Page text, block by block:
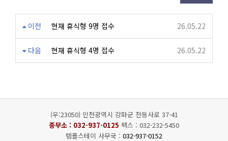
이전 현재 휴식형 9명 접수 26.05.22
다음 현재 휴식형 4명 접수 26.05.22
(우:23050) 인천광역시 강화군 전등사로 37-41
종무소 : 032-937-0125 팩스 : 032-232-5450
템플스테이 사무국 : 032-937-0152